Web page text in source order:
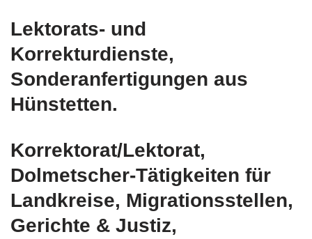
Lektorats- und
Korrekturdienste,
Sonderanfertigungen aus
Hünstetten.
Korrektorat/Lektorat,
Dolmetscher-Tätigkeiten für
Landkreise, Migrationsstellen,
Gerichte & Justiz,